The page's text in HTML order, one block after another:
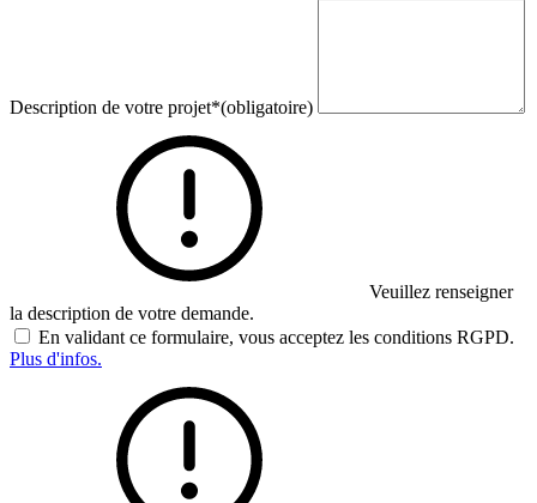
Description de votre projet*(obligatoire)
Veuillez renseigner
la description de votre demande.
En validant ce formulaire, vous acceptez les conditions RGPD.
Plus d'infos.